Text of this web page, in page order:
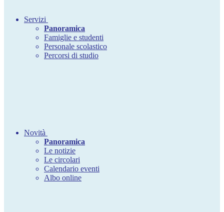
Servizi
Panoramica
Famiglie e studenti
Personale scolastico
Percorsi di studio
Novità
Panoramica
Le notizie
Le circolari
Calendario eventi
Albo online